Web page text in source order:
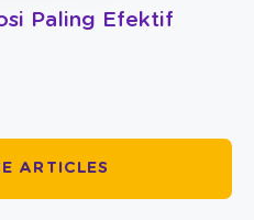
Paling Efektif
ARTICLES